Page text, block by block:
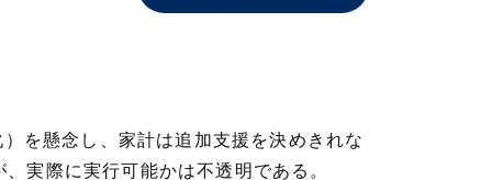
を懸念し、家計は追加支援を決めきれな
実際に実行可能かは不透明である。